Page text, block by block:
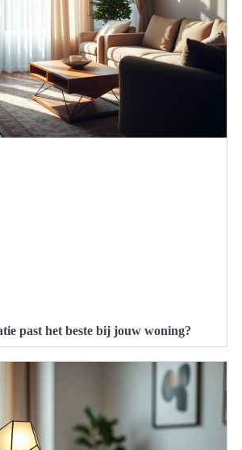
past het beste bij jouw woning?